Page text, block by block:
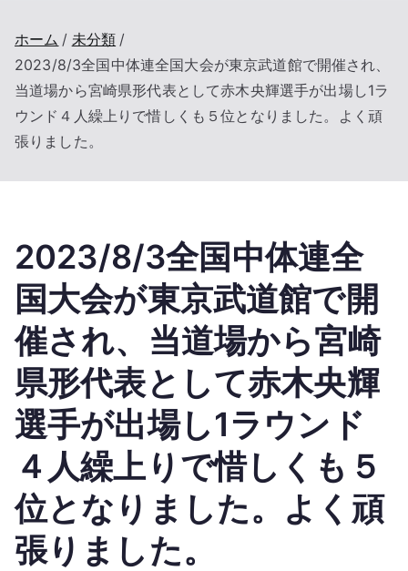
ホーム
未分類
2023/8/3全国中体連全国大会が東京武道館で開催され、
当道場から宮崎県形代表として赤木央輝選手が出場し1ラ
ウンド４人繰上りで惜しくも５位となりました。よく頑
張りました。
2023/8/3全国中体連全
国大会が東京武道館で開
催され、当道場から宮崎
県形代表として赤木央輝
選手が出場し1ラウンド
４人繰上りで惜しくも５
位となりました。よく頑
張りました。